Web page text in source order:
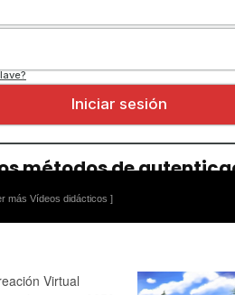
más Vídeos didácticos ]
Virtual